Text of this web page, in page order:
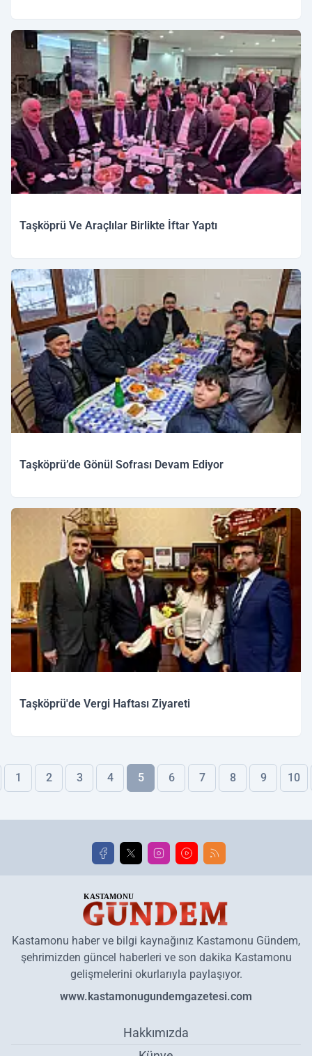
Taşköprü Ve Araçlılar Birlikte İftar Yaptı
Taşköprü’de Gönül Sofrası Devam Ediyor
Taşköprü'de Vergi Haftası Ziyareti
1 2 3 4 5 6 7 8 9 10
Kastamonu haber ve bilgi kaynağınız Kastamonu Gündem,
şehrimizden güncel haberleri ve son dakika Kastamonu
gelişmelerini okurlarıyla paylaşıyor.
www.kastamonugundemgazetesi.com
Hakkımızda